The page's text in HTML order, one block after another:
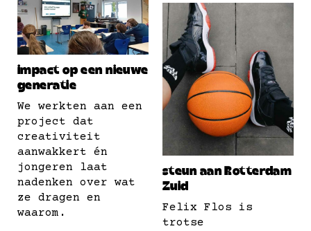
impact op een nieuwe
generatie
We werkten aan een
project dat
creativiteit
aanwakkert én
jongeren laat
nadenken over wat
ze dragen en
waarom.
steun aan Rotterdam
Zuid
Felix Flos is
trotse